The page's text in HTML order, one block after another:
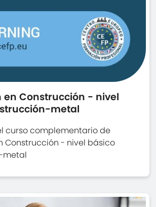
en Construcción - nivel
metal
curso complementario de
Construcción - nivel básico
metal